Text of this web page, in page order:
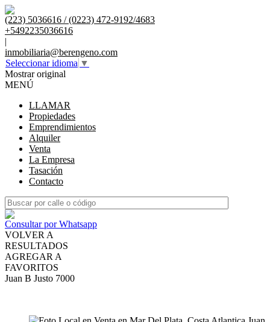
(223) 5036616 / (0223) 472-9192/4683
+5492235036616
|
inmobiliaria@berengeno.com
Seleccionar idioma ▼
Mostrar original
MENÚ
LLAMAR
Propiedades
Emprendimientos
Alquiler
Venta
La Empresa
Tasación
Contacto
Consultar por Whatsapp
VOLVER A
RESULTADOS
AGREGAR A
FAVORITOS
Juan B Justo 7000